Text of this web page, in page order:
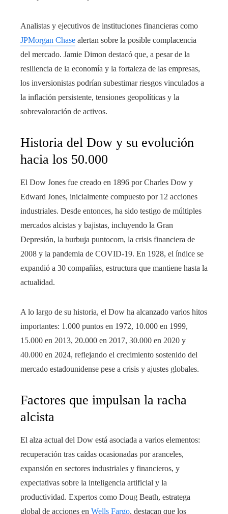
Analistas y ejecutivos de instituciones financieras como
JPMorgan Chase alertan sobre la posible complacencia
del mercado. Jamie Dimon destacó que, a pesar de la
resiliencia de la economía y la fortaleza de las empresas,
los inversionistas podrían subestimar riesgos vinculados a
la inflación persistente, tensiones geopolíticas y la
sobrevaloración de activos.
Historia del Dow y su evolución
hacia los 50.000
El Dow Jones fue creado en 1896 por Charles Dow y
Edward Jones, inicialmente compuesto por 12 acciones
industriales. Desde entonces, ha sido testigo de múltiples
mercados alcistas y bajistas, incluyendo la Gran
Depresión, la burbuja puntocom, la crisis financiera de
2008 y la pandemia de COVID-19. En 1928, el índice se
expandió a 30 compañías, estructura que mantiene hasta la
actualidad.
A lo largo de su historia, el Dow ha alcanzado varios hitos
importantes: 1.000 puntos en 1972, 10.000 en 1999,
15.000 en 2013, 20.000 en 2017, 30.000 en 2020 y
40.000 en 2024, reflejando el crecimiento sostenido del
mercado estadounidense pese a crisis y ajustes globales.
Factores que impulsan la racha
alcista
El alza actual del Dow está asociada a varios elementos:
recuperación tras caídas ocasionadas por aranceles,
expansión en sectores industriales y financieros, y
expectativas sobre la inteligencia artificial y la
productividad. Expertos como Doug Beath, estratega
global de acciones en Wells Fargo, destacan que los